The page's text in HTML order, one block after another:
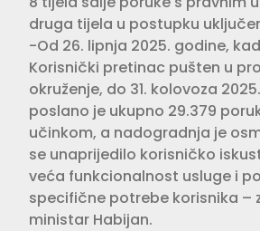
druga tijela u postupku
-Od 26. lipnja 2025. godine,
Korisnički pretinac pušten u
okruženje, do 31. kolovoza
poslano je ukupno 29.379
učinkom, a nadogradnja je
se unaprijedilo korisničko
veća funkcionalnost usluge i
specifične potrebe korisnika –
ministar Habijan.